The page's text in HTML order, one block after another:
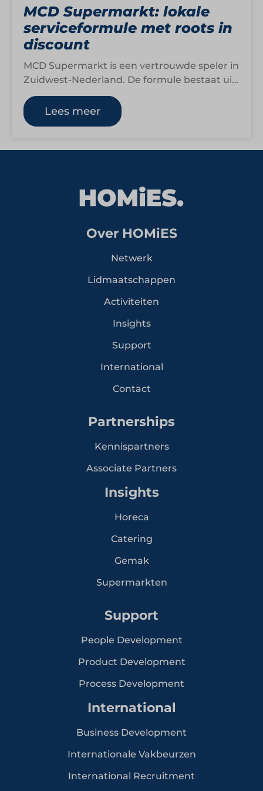
MCD Supermarkt: lokale
serviceformule met roots in
discount
MCD Supermarkt is een vertrouwde speler in
Zuidwest-Nederland. De formule bestaat uit
een combinatie van filialen en winkels van
zelfstandig…
Lees meer
Over HOMiES
Netwerk
Lidmaatschappen
Activiteiten
Insights
Support
International
Contact
Partnerships
Kennispartners
Associate Partners
Insights
Horeca
Catering
Gemak
Supermarkten
Support
People Development
Product Development
Process Development
International
Business Development
Internationale Vakbeurzen
International Recruitment